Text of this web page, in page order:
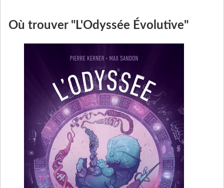
Où trouver "L'Odyssée Évolutive"